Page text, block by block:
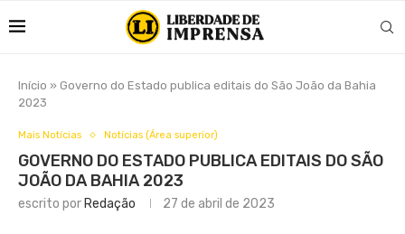
Início » Governo do Estado publica editais do São João da Bahia
2023
Mais Notícias Notícias (Área superior)
GOVERNO DO ESTADO PUBLICA EDITAIS DO SÃO
JOÃO DA BAHIA 2023
escrito por Redação 27 de abril de 2023